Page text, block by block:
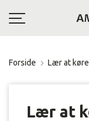
Toggle
Forside Lær at
Lær at